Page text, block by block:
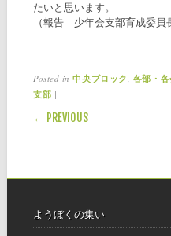
たいと思います。
（報告 少年会支部育成委員
Posted in中央ブロック 各部・
支部 |
POST
← PREVIOUS
ようぼくの集い